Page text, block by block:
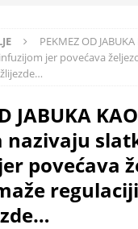
PEKMEZ OD
jer povećava
JABUKA
nazivaju
povećava